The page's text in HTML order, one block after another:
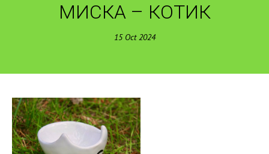
МИСКА – КОТИК
15 Oct 2024